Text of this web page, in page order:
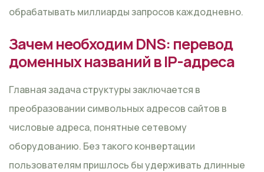
обрабатывать миллиарды запросов каждодневно.
Зачем необходим DNS: перевод
доменных названий в IP-адреса
Главная задача структуры заключается в
преобразовании символьных адресов сайтов в
числовые адреса, понятные сетевому
оборудованию. Без такого конвертации
пользователям пришлось бы удерживать длинные